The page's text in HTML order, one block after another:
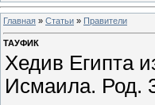
Главная » Статьи » Правители
ТАУФИК
Хедив Египта
Исмаила. Род.